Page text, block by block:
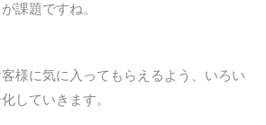
課題ですね。
様に気に入ってもらえるよう、いろい
していきます。